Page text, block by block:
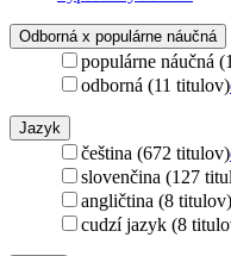
Odborná x populárne náučná
populárne náučná
odborná (11 titulov)
Jazyk
čeština (672 titulov)
slovenčina (127
angličtina (8 titulov)
cudzí jazyk (8